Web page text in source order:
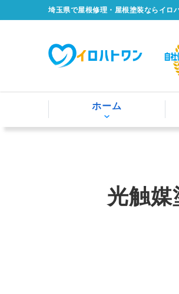
埼玉県で屋根修理・屋根塗装ならイロ
ホーム
光触媒